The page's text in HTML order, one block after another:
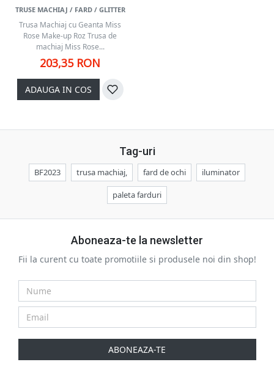
TRUSE MACHIAJ / FARD / GLITTER
Trusa Machiaj cu Geanta Miss
Rose Make-up Roz Trusa de
machiaj Miss Rose...
203,35 RON
ADAUGA IN COS
Tag-uri
BF2023 trusa machiaj, fard de ochi iluminator
paleta farduri
Aboneaza-te la newsletter
Fii la curent cu toate promotiile si produsele noi din shop!
ABONEAZA-TE